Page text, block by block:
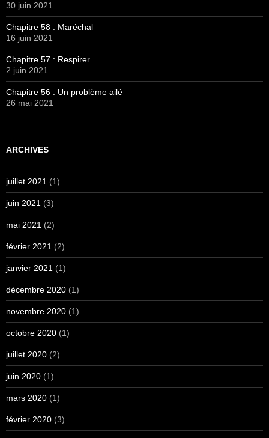
30 juin 2021
Chapitre 58 : Maréchal
16 juin 2021
Chapitre 57 : Respirer
2 juin 2021
Chapitre 56 : Un problème ailé
26 mai 2021
ARCHIVES
juillet 2021 (1)
juin 2021 (3)
mai 2021 (2)
février 2021 (2)
janvier 2021 (1)
décembre 2020 (1)
novembre 2020 (1)
octobre 2020 (1)
juillet 2020 (2)
juin 2020 (1)
mars 2020 (1)
février 2020 (3)